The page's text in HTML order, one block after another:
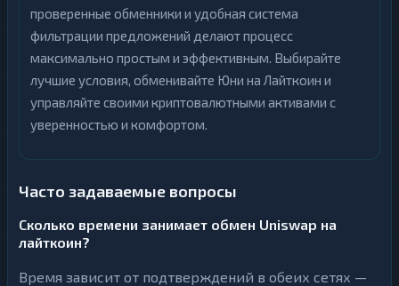
проверенные обменники и удобная система
фильтрации предложений делают процесс
максимально простым и эффективным. Выбирайте
лучшие условия, обменивайте Юни на Лайткоин и
управляйте своими криптовалютными активами с
уверенностью и комфортом.
Часто задаваемые вопросы
Сколько времени занимает обмен Uniswap на
лайткоин?
Время зависит от подтверждений в обеих сетях —